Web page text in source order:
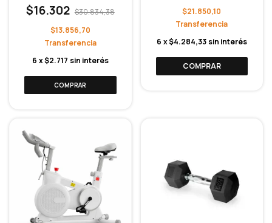
$16.302 $30.834,38
$13.856,70
6 x$2.717 sin interés
$21.850,10
6 x$4.284,33 sin interés
COMPRAR